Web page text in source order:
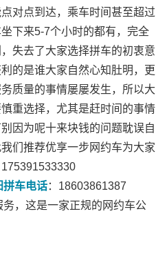
对点到达，乘车时间甚至超过
下来5-7个小时的都有，完全
失去了大家选择拼车的初衷意
的是谁大家自然心知肚明，更
质量的事情屡屡发生，所以大
重选择，尤其是赶时间的事情
因为呢十来块钱的问题耽误自
们推荐优享一步网约车为大家
175391533330
拼车电话： 18603861387
务，这是一家正规的网约车公